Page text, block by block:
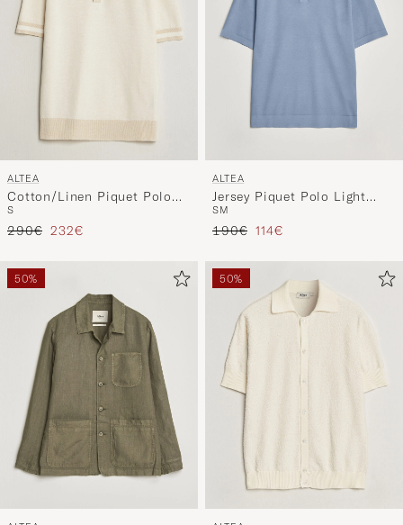
ALTEA
Cotton/Linen Piquet Polo
Off White
S
Reguliere prijs
290€ Verlaagd prijs
232€
ALTEA
Jersey Piquet Polo Light
Blue
SM
Reguliere prijs
190€ Verlaagd prijs
114€
50% 50%